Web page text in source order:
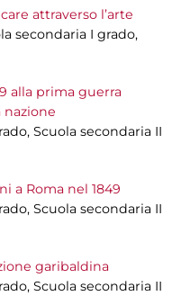
attraverso l’arte
secondaria I grado,
alla prima guerra
nazione
Scuola secondaria II
a Roma nel 1849
Scuola secondaria II
garibaldina
Scuola secondaria II